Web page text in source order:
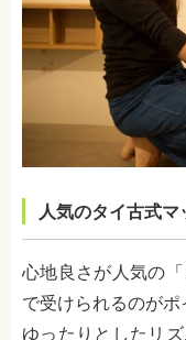
人気のタイ古式マ
心地良さが人気の
で受けられるのがポ
ゆったりとしたリ